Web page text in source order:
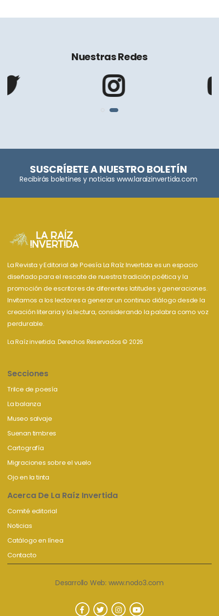
Nuestras Redes
SUSCRÍBETE A NUESTRO BOLETÍN
Recibirás boletines y noticias www.laraizinvertida.com
La Revista y Editorial de Poesía La Raíz Invertida es un espacio
diseñado para el rescate de nuestra tradición poética y la
promoción de escritores de diferentes latitudes y generaciones.
Invitamos a los lectores a generar un continuo diálogo desde la
creación literaria y la lectura, considerando la palabra como voz
perdurable.
La Raíz invertida. Derechos Reservados © 2026
Secciones
Trilce de poesía
La balanza
Museo salvaje
Suenan timbres
Cartografía
Migraciones sobre el vuelo
Ojo en la tinta
Acerca De La Raíz Invertida
Comité editorial
Noticias
Catálogo en línea
Contacto
Desarrollo Web: www.nodo3.com